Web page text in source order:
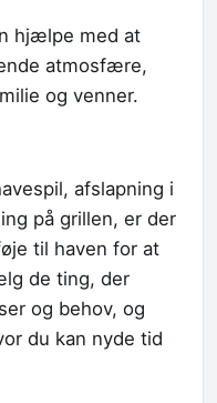
hjælpe med at
atmosfære,
og venner.
afslapning i
på grillen, er der
til haven for at
de ting, der
og behov, og
du kan nyde tid